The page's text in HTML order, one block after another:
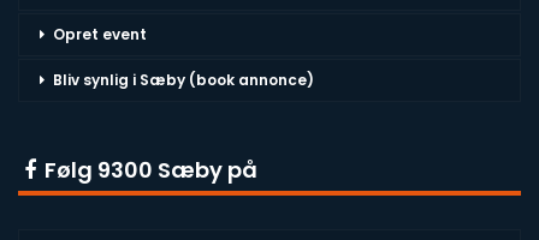
Opret event
Bliv synlig i Sæby (book annonce)
Følg 9300 Sæby på